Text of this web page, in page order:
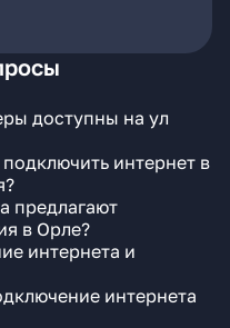
доступны на ул
интернет в
предлагают
в Орле?
интернета и
интернета